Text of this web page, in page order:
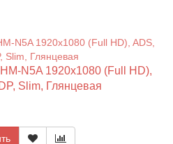
N5A 1920x1080 (Full HD),
Slim, Глянцевая